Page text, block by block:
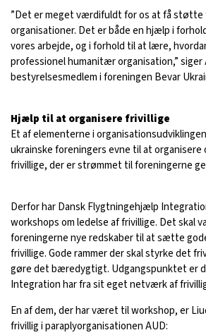
”Det er meget værdifuldt for os at få støtte
organisationer. Det er både en hjælp i
vores arbejde, og i forhold til at lære,
professionel humanitær organisation,” siger
bestyrelsesmedlem i foreningen Bevar
Hjælp til at organisere frivillige
Et af elementerne i
ukrainske foreningers evne til at organisere
frivillige, der er strømmet til foreningerne
Derfor har Dansk Flygtningehjælp
workshops om ledelse af frivillige. Det skal
foreningerne nye redskaber til at sætte
frivillige. Gode rammer der skal styrke det
gøre det bæredygtigt. Udgangspunktet er
Integration har fra sit eget netværk af
En af dem, der har været til workshop, er
frivillig i paraplyorganisationen AUD: